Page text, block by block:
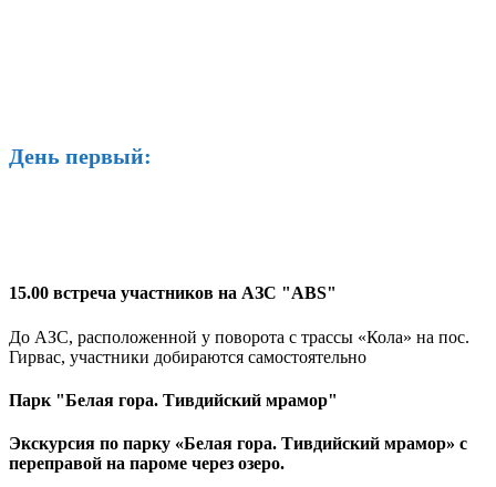
День первый:
15.00 встреча участников на АЗС "ABS"
До АЗС, расположенной у поворота с трассы «Кола» на пос.
Гирвас, участники добираются самостоятельно
Парк "Белая гора. Тивдийский мрамор"
Экскурсия по парку «Белая гора. Тивдийский мрамор» с
переправой на пароме через озеро.